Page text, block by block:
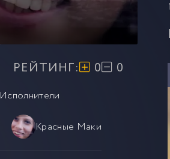
РЕЙТИНГ: 0 0
Исполнители
Красные Маки